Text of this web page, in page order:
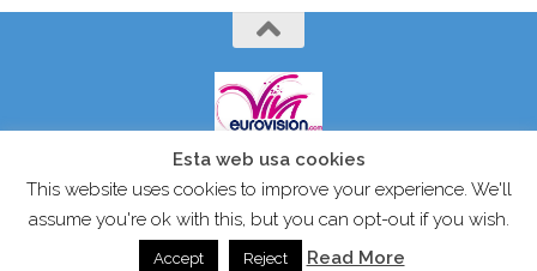
VIVAEUROVISION© 2024 Todos los derechos reservados.
Esta web usa cookies
This website uses cookies to improve your experience. We'll
assume you're ok with this, but you can opt-out if you wish.
Accept Reject Read More